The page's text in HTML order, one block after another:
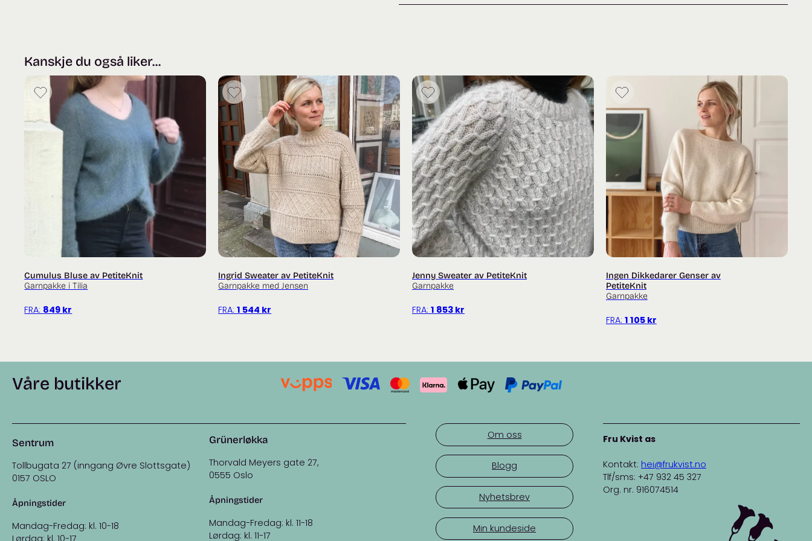
1 tråd Knitting for Olive Merino (250 m / 50 g) og
1 tråd Knitting for Olive Soft Silk Mohair (225 m / 25 g)
Modellen på billedet er strikket i Merino – Hør og Soft Silk Mohair – Hør
Du kan også finne flere fine garnpakker til dame
Trenger du hjelp med oppskriften? Titt innom facebookgruppaFru Kvist – strikkegruppe
for strikkehjelp og inspirasjon
Du finner flere garnpakker fra Knitting for Olive
Kanskje du også liker...
Cumulus Bluse av PetiteKnit
Garnpakke i Tilia
FRA: 849 kr
Ingrid Sweater av PetiteKnit
Garnpakke med Jensen
FRA:1 544 kr
Jenny Sweater av PetiteKnit
Garnpakke
FRA: 1 853 kr
Ingen Dikkedarer Genser av
PetiteKnit
Garnpakke
FRA: 1 105 kr
Våre butikker
Sentrum
Tollbugata 27 (inngang Øvre Slottsgate)
0157 OSLO
Åpningstider
Mandag-Fredag: kl. 10-18
Lørdag: kl. 10-17
Grünerløkka
Thorvald Meyers gate 27,
0555 Oslo
Åpningstider
Mandag-Fredag: kl. 11-18
Lørdag: kl. 11-17
Om oss
Blogg
Nyhetsbrev
Min kundeside
Fru Kvist as
Kontakt: hei@frukvist.no
Tlf/sms: +47 932 45 327
Org. nr. 916074514